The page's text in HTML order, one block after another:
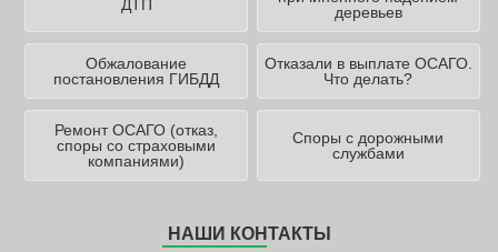
ДТП
деревьев
Обжалование
постановления ГИБДД
Отказали в выплате ОСАГО.
Что делать?
Ремонт ОСАГО (отказ,
споры со страховыми
компаниями)
Споры с дорожными
службами
НАШИ КОНТАКТЫ